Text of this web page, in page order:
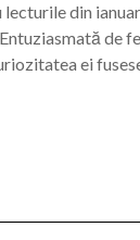
din
de
ei